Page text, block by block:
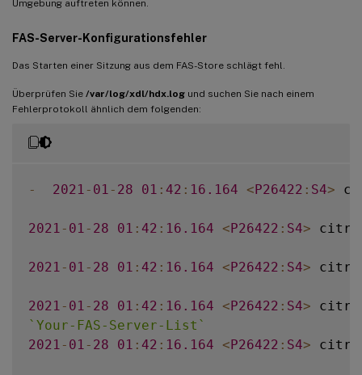
Umgebung auftreten können.
FAS-Server-Konfigurationsfehler
Das Starten einer Sitzung aus dem FAS-Store schlägt fehl.
Überprüfen Sie /var/log/xdl/hdx.log und suchen Sie nach einem
Fehlerprotokoll ähnlich dem folgenden:
- 2021 - 01 - 28 01 : 42 : 16.164 <P26422 : S4>
2021 - 01 - 28 01 : 42 : 16.164 <P26422 : S4>
2021 - 01 - 28 01 : 42 : 16.164 <P26422 : S4>
2021 - 01 - 28 01 : 42 : 16.164 <P26422 : S4>
` Your-FAS-Server-List `
2021 - 01 - 28 01 : 42 : 16.164 <P26422 : S4>